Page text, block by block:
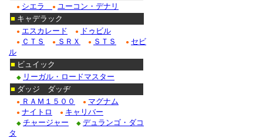
● シエラ ● ユーコン・デナリ
■ キャデラック
● エスカレード ● ドゥビル
● ＣＴＳ ● ＳＲＸ ● ＳＴＳ ● セビ
ル
■ ビュイック
◆ リーガル・ロードマスター
■ ダッジ ダッヂ
● ＲＡＭ１５００ ● マグナム
● ナイトロ ● キャリバー
◆ チャージャー ◆ デュランゴ・ダコ
タ